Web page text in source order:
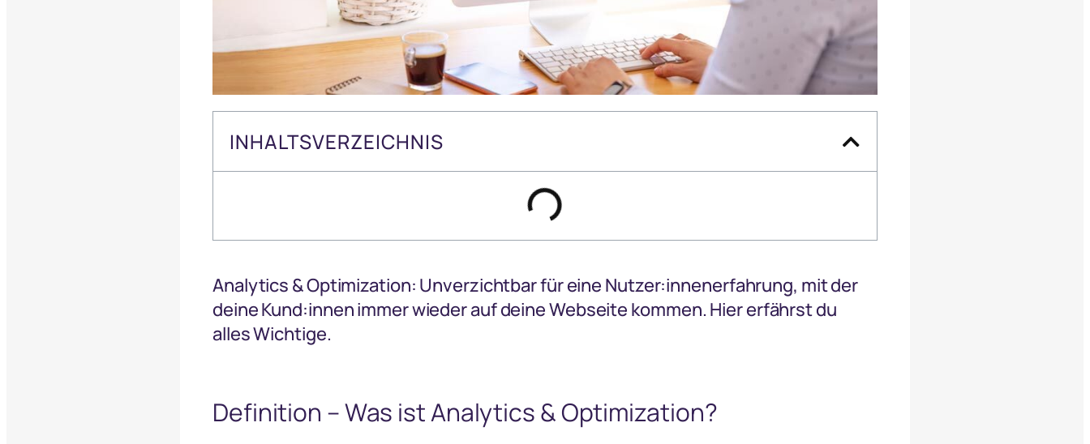
INHALTSVERZEICHNIS
Analytics & Optimization: Unverzichtbar für eine Nutzer:innenerfahrung, mit der
deine Kund:innen immer wieder auf deine Webseite kommen. Hier erfährst du
alles Wichtige.
Definition – Was ist Analytics & Optimization?